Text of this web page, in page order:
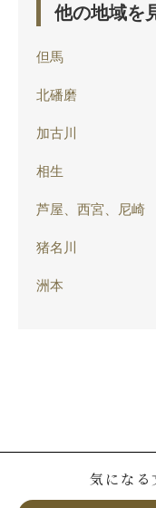
他の地域を
但馬
北磻磨
加古川
相生
芦屋、西宮、尼崎
猪名川
洲本
気になる